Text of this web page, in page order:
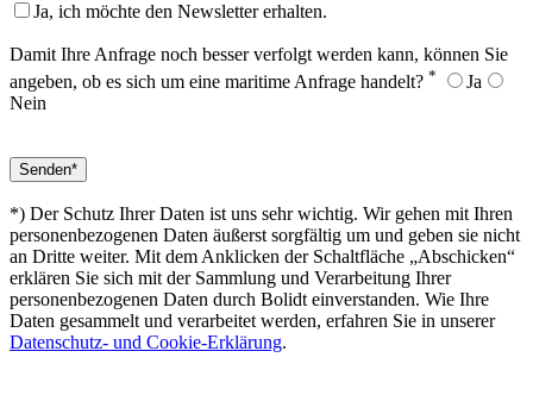
Ja, ich möchte den Newsletter erhalten.
Damit Ihre Anfrage noch besser verfolgt werden kann, können Sie
angeben, ob es sich um eine maritime Anfrage handelt? *
Ja
Nein
*) Der Schutz Ihrer Daten ist uns sehr wichtig. Wir gehen mit Ihren
personenbezogenen Daten äußerst sorgfältig um und geben sie nicht
an Dritte weiter. Mit dem Anklicken der Schaltfläche „Abschicken“
erklären Sie sich mit der Sammlung und Verarbeitung Ihrer
personenbezogenen Daten durch Bolidt einverstanden. Wie Ihre
Daten gesammelt und verarbeitet werden, erfahren Sie in unserer
Datenschutz- und Cookie-Erklärung.